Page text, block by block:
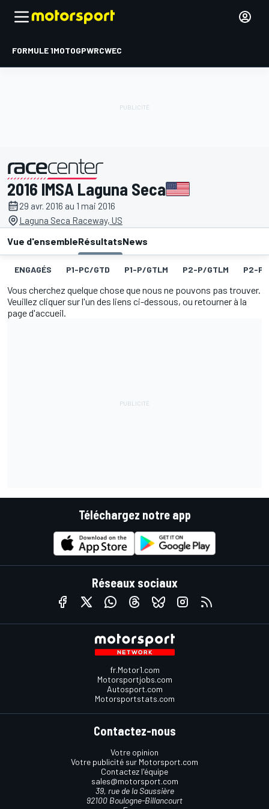
FORMULE 1MOTOGPWRCWEC
présenté par
2016 IMSA Laguna Seca
29 avr. 2016 au 1 mai 2016
Laguna Seca Raceway, US
Vue d'ensembleRésultatsNews
ENGAGÉS P1-PC/GTD P1-P/GTLM P2-P/GTLM P2-
Vous cherchez quelque chose que nous ne pouvons pas trouver.
Veuillez cliquer sur l'un des liens ci-dessous, ou retourner à la
page d'accueil.
Téléchargez notre app
Réseaux sociaux
fr.Motor1.com
Motorsportjobs.com
Autosport.com
Motorsportstats.com
Contactez-nous
Votre opinion
Votre publicité sur Motorsport.com
Contactez l'équipe
sales@motorsport.com
39, rue de la Saussière
92100 Boulogne-Billancourt